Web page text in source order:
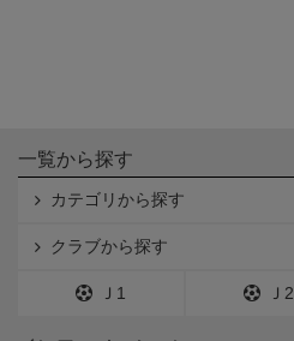
一覧から探す
カテゴリから探す
クラブから探す
Ｊ1 Ｊ2